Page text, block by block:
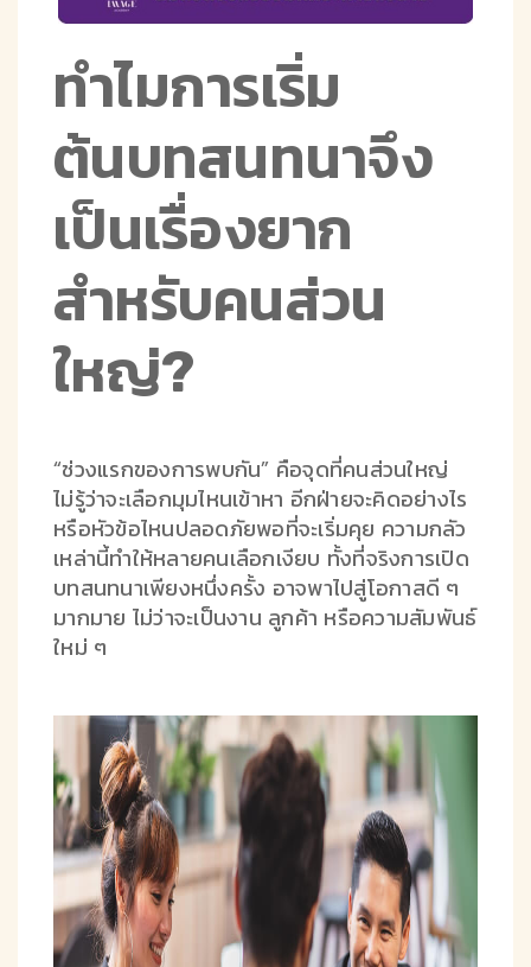
ทำไมการเริ่ม
ต้นบทสนทนาจึง
เป็นเรื่องยาก
สำหรับคนส่วน
ใหญ่?
“ช่วงแรกของการพบกัน” คือจุดที่คนส่วนใหญ่
ไม่รู้ว่าจะเลือกมุมไหนเข้าหา อีกฝ่ายจะคิดอย่างไร
หรือหัวข้อไหนปลอดภัยพอที่จะเริ่มคุย ความกลัว
เหล่านี้ทำให้หลายคนเลือกเงียบ ทั้งที่จริงการเปิด
บทสนทนาเพียงหนึ่งครั้ง อาจพาไปสู่โอกาสดี ๆ
มากมาย ไม่ว่าจะเป็นงาน ลูกค้า หรือความสัมพันธ์
ใหม่ ๆ